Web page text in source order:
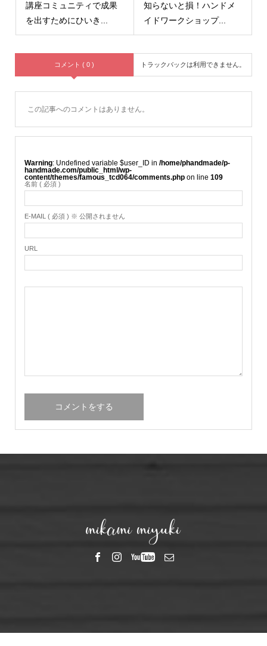
講座コミュニティで成果
を出すためにひいき...
知らないと損！ハンドメ
イドワークショップ...
コメント ( 0 ) トラックバックは利用できません。
この記事へのコメントはありません。
Warning : Undefined variable $user_ID in /home/phandmade/p-
handmade.com/public_html/wp-
content/themes/famous_tcd064/comments.phpon line 109
名前 ( 必須 )
E-MAIL ( 必須 ) ※ 公開されません
URL